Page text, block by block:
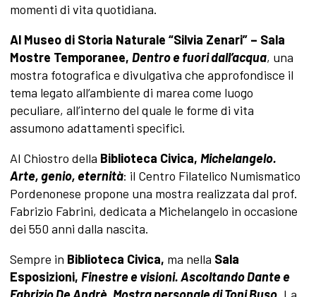
momenti di vita quotidiana.
Al Museo di Storia Naturale “Silvia Zenari” – Sala
Mostre Temporanee, Dentro e fuori dall’acqua, una
mostra fotografica e divulgativa che approfondisce il
tema legato all’ambiente di marea come luogo
peculiare, all’interno del quale le forme di vita
assumono adattamenti specifici.
Al Chiostro della Biblioteca Civica, Michelangelo.
Arte, genio, eternità: il Centro Filatelico Numismatico
Pordenonese propone una mostra realizzata dal prof.
Fabrizio Fabrini, dedicata a Michelangelo in occasione
dei 550 anni dalla nascita.
Sempre in Biblioteca Civica, ma nella Sala
Esposizioni, Finestre e visioni. Ascoltando Dante e